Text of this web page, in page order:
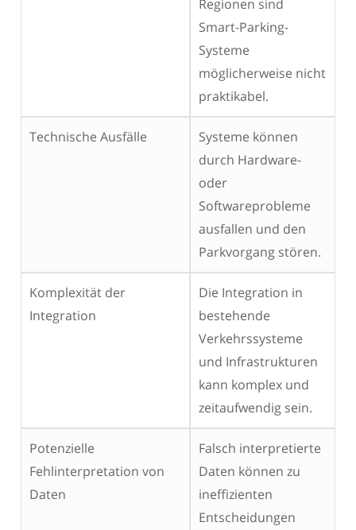
Regionen sind
Smart-Parking-
Systeme
möglicherweise nicht
praktikabel.
Technische Ausfälle
Systeme können
durch Hardware-
oder
Softwareprobleme
ausfallen und den
Parkvorgang stören.
Komplexität der
Integration
Die Integration in
bestehende
Verkehrssysteme
und Infrastrukturen
kann komplex und
zeitaufwendig sein.
Potenzielle
Fehlinterpretation von
Daten
Falsch interpretierte
Daten können zu
ineffizienten
Entscheidungen